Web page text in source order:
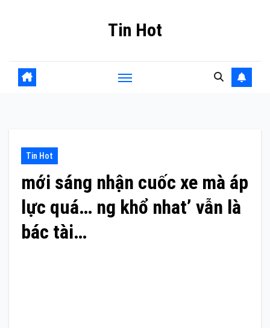
Tin Hot
Tin Hot
mới sáng nhận cuốc xe mà áp
lực quá… ng khổ nhat’ vẫn là
bác tài…